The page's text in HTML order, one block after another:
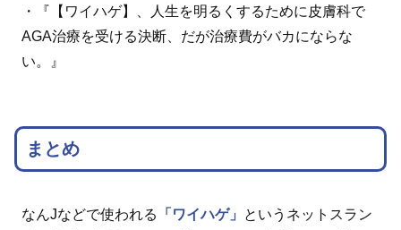
・『【ワイハゲ】、人生を明るくするために皮膚科で
AGA治療を受ける決断、だが治療費がバカにならな
い。』
まとめ
なんJなどで使われる 「ワイハゲ」
というネットスラン